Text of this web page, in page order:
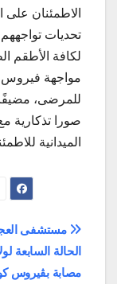
الاطمئنان على
تحديات
لكافة الأطقم
مواجهة فيروس
للمرضى،
صورا تذكارية
الميدانية
تصفّح
المقالات
مستشفى
الحالة السابعة
مصابة بڤيروس